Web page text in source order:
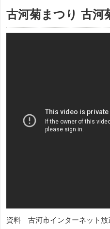
古河菊まつり 古河
資料 古河市インターネット放